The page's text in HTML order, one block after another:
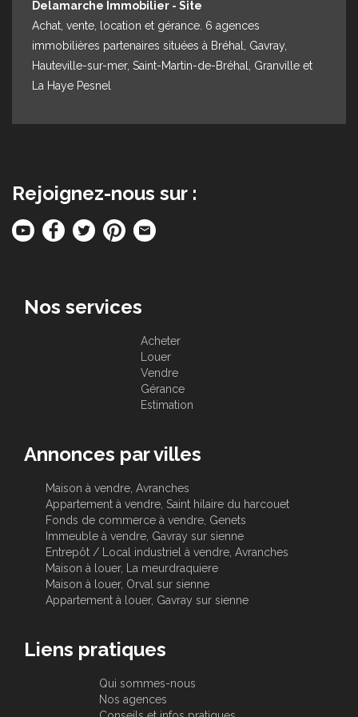
Delamarche Immobilier - Site
Achat, vente, location et gérance. 6 agences
immobilières partenaires situées à Bréhal, Gavray,
Hauteville-sur-mer, Saint-Martin-de-Bréhal, Granville et
La Haye Pesnel
Rejoignez-nous sur :
Nos services
Acheter
Louer
Vendre
Gérance
Estimation
Annonces par villes
Maison à vendre, Avranches
Appartement à vendre, Saint hilaire du harcouet
Fonds de commerce à vendre, Genets
Immeuble à vendre, Gavray sur sienne
Entrepôt / Local industriel à vendre, Avranches
Maison à louer, La meurdraquiere
Maison à louer, Orval sur sienne
Appartement à louer, Gavray sur sienne
Liens pratiques
Qui sommes-nous
Nos agences